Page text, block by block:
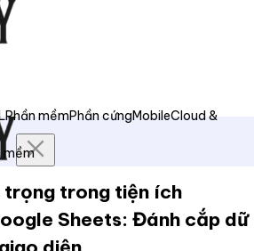
Phần mềmPhần cứngMobileCloud &
mềm
trọng trong tiện ích
Sheets: Đánh cắp dữ